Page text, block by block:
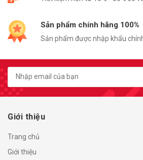
Sản phẩm chính hãng 100%
Sản phẩm được nhập khẩu
Giới thiệu
Trang chủ
Giới thiệu